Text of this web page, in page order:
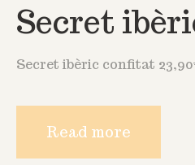
Secret
Secret ibèric confitat
Read more